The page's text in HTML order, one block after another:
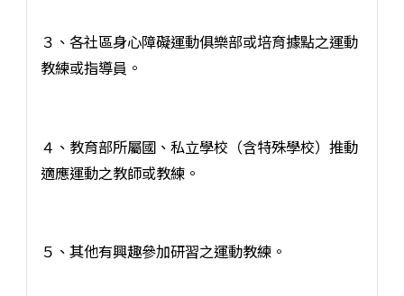
３、各社區身心障礙運動俱樂部或培育據點之運動
教練或指導員。
４、教育部所屬國、私立學校（含特殊學校）推動
適應運動之教師或教練。
５、其他有興趣參加研習之運動教練。